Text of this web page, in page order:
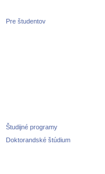
Pre študentov
Študijné programy
Doktorandské štúdium